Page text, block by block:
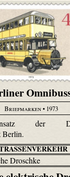
Briefmarken• 1973
der
Berlin.